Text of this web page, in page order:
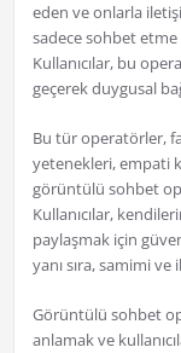
eden ve onlarla
sadece sohbet etme
Kullanıcılar, bu
geçerek duygusal
Bu tür operatörler,
yetenekleri, empati
görüntülü sohbet
Kullanıcılar,
paylaşmak için
yanı sıra, samimi
Görüntülü sohbet
anlamak ve